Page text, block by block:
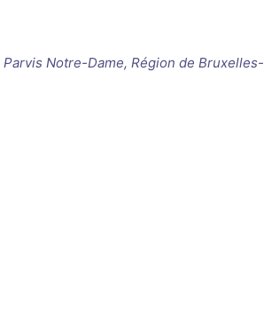
Parvis Notre-Dame, Région de Bruxelles-